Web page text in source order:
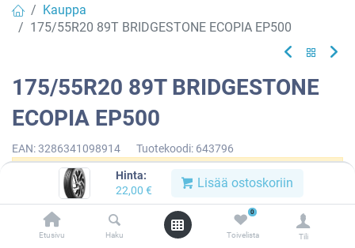
Hinta:
22,00 € Lisää ostoskoriin
Etusivu Haku
0
Toivelista Tili
Kauppa
175/55R20 89T BRIDGESTONE ECOPIA EP500
175/55R20 89T BRIDGESTONE
ECOPIA EP500
EAN:3286341098914 Tuotekoodi: 643796
Tällä tuotteella ei ole kelvollista yhdistelmää.
BRIDGESTONE